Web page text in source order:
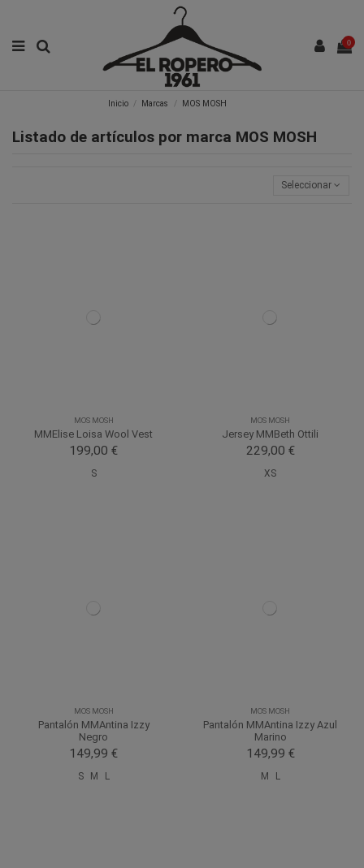
0
Inicio Marcas MOS MOSH
Listado de artículos por marca MOS MOSH
Seleccionar
MOS MOSH
MMElise Loisa Wool Vest
199,00 €
S
MOS MOSH
Jersey MMBeth Ottili
229,00 €
XS
MOS MOSH
Pantalón MMAntina Izzy
Negro
149,99 €
S M L
MOS MOSH
Pantalón MMAntina Izzy Azul
Marino
149,99 €
M L